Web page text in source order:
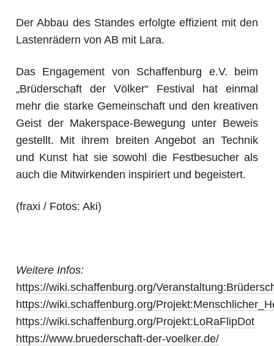
Der Abbau des Standes erfolgte effizient mit den
Lastenrädern von AB mit Lara.
Das Engagement von Schaffenburg e.V. beim
„Brüderschaft der Völker“ Festival hat einmal
mehr die starke Gemeinschaft und den kreativen
Geist der Makerspace-Bewegung unter Beweis
gestellt. Mit ihrem breiten Angebot an Technik
und Kunst hat sie sowohl die Festbesucher als
auch die Mitwirkenden inspiriert und begeistert.
(fraxi / Fotos: Aki)
Weitere Infos:
https://wiki.schaffenburg.org/
https://wiki.schaffenburg.org/
https://wiki.schaffenburg.org/Projekt:LoRaFlipDot
https://www.bruederschaft-der-voelker.de/